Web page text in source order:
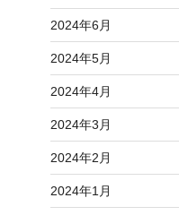
2024年6月
2024年5月
2024年4月
2024年3月
2024年2月
2024年1月